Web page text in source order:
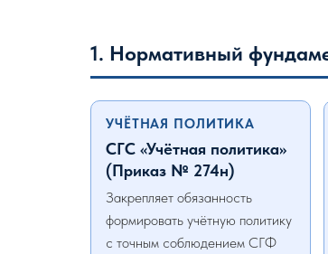
1. Нормативный
УЧЁТНАЯ ПОЛИТИКА
СГС «Учётная политика»
(Приказ № 274н)
Закрепляет обязанность
формировать учётную политику
с точным соблюдением СГФ